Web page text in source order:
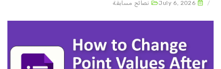
July 6, 2026 نصائح مسابقة